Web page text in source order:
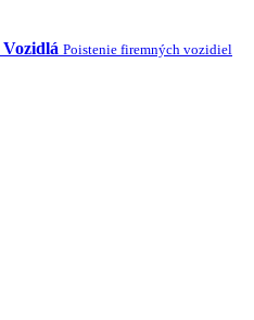
Vozidlá Poistenie firemných vozidiel